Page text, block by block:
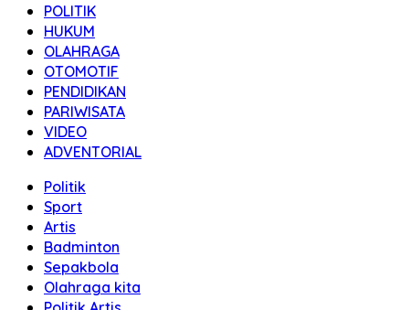
POLITIK
HUKUM
OLAHRAGA
OTOMOTIF
PENDIDIKAN
PARIWISATA
VIDEO
ADVENTORIAL
Politik
Sport
Artis
Badminton
Sepakbola
Olahraga kita